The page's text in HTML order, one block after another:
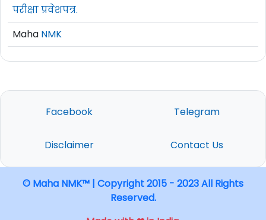
परीक्षा प्रवेशपत्र.
Maha NMK
Facebook Telegram
Disclaimer Contact Us
© Maha NMK™ | Copyright 2015 - 2023 All Rights
Reserved.